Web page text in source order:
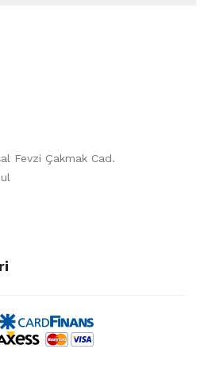
Fevzi Çakmak Cad.